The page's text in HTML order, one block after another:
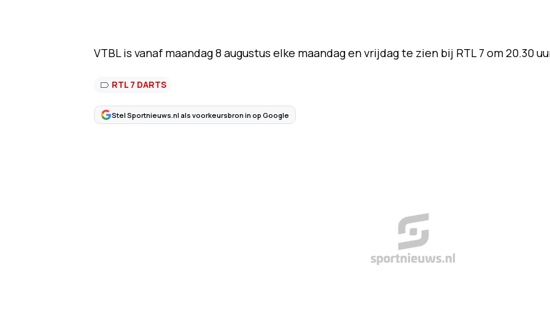
VTBL is vanaf maandag 8 augustus elke maandag en vrijdag te zien bij RTL 7 om 20.30
RTL 7 DARTS
Stel Sportnieuws.nl als voorkeursbron in op Google